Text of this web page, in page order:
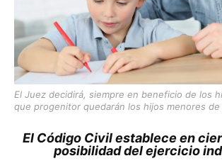
El Juez decidirá, siempre en beneficio de los
que progenitor quedarán los hijos menores de
El Código Civil establece en ciertos casos la
posibilidad del ejercicio